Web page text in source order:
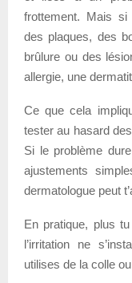
frottement. Mais si
des plaques, des
brûlure ou des
allergie, une
Ce que cela
tester au hasard
Si le problème
ajustements
dermatologue peut
En pratique, plus
l’irritation ne
utilises de la colle